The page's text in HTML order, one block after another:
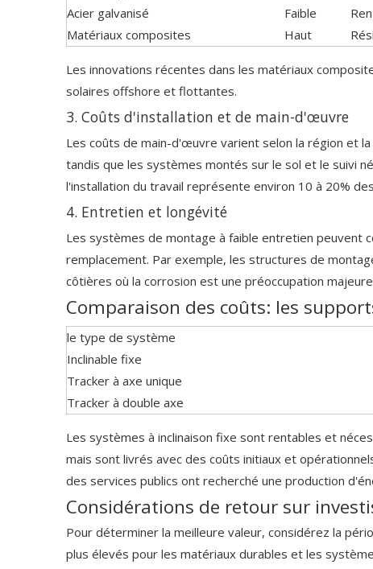
Acier galvanisé
Faible
Matériaux composites
Haut
Les innovations récentes dans les matériaux
solaires offshore et flottantes.
3. Coûts d'installation et de main-d'œuvre
Les coûts de main-d'œuvre varient selon la région et
tandis que les systèmes montés sur le sol et le suivi
l'installation du travail représente environ 10 à 20%
4. Entretien et longévité
Les systèmes de montage à faible entretien peuvent
remplacement. Par exemple, les structures de
côtières où la corrosion est une préoccupation
Comparaison des coûts: les
le type de système
Inclinable fixe
Tracker à axe unique
Tracker à double axe
Les systèmes à inclinaison fixe sont rentables et
mais sont livrés avec des coûts initiaux et
des services publics ont recherché une production
Considérations de retour sur
Pour déterminer la meilleure valeur, considérez la
plus élevés pour les matériaux durables et les